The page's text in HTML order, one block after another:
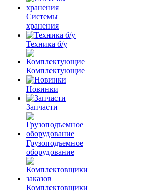
Системы
хранения
Техника б/у
Комплектующие
Новинки
Запчасти
Грузоподъемное
оборудование
Комплектовщики